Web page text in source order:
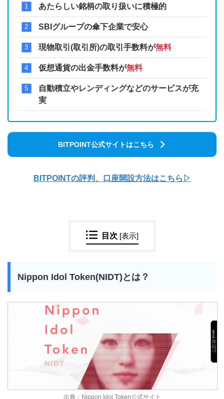
あたらしい銘柄の取り扱いに積極的
SBIグループの傘下企業で安心
現物取引(取引所)の取引手数料が無料
仮想通貨の出金手数料が無料
自動積立やレンディングなどのサービスが充
実
BITPOINT公式サイトはこちら
BITPOINTの評判、口座開設方法はこちら▷
目次 [表示]
Nippon Idol Token(NIDT)とは？
出典：Nippon Idol Token公式サイト